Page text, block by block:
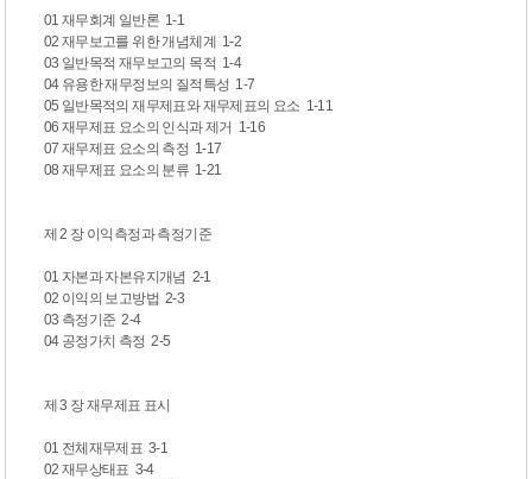
01 재무회계 일반론 1-1
02 재무보고를 위한 개념체계 1-2
03 일반목적 재무보고의 목적 1-4
04 유용한 재무정보의 질적특성 1-7
05 일반목적의 재무제표와 재무제표의 요소 1-11
06 재무제표 요소의 인식과 제거 1-16
07 재무제표 요소의 측정 1-17
08 재무제표 요소의 분류 1-21
제 2 장 이익측정과 측정기준
01 자본과 자본유지개념 2-1
02 이익의 보고방법 2-3
03 측정기준 2-4
04 공정가치 측정 2-5
제 3 장 재무제표 표시
01 전체재무제표 3-1
02 재무상태표 3-4